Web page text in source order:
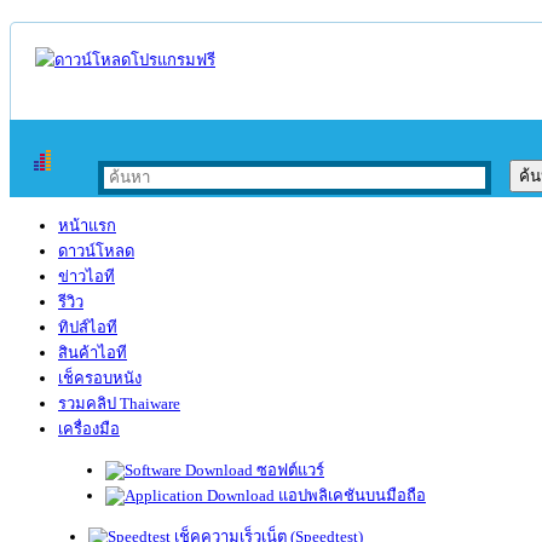
หน้าแรก
ดาวน์โหลด
ข่าวไอที
รีวิว
ทิปส์ไอที
สินค้าไอที
เช็ครอบหนัง
รวมคลิป Thaiware
เครื่องมือ
ซอฟต์แวร์
แอปพลิเคชันบนมือถือ
เช็คความเร็วเน็ต (Speedtest)